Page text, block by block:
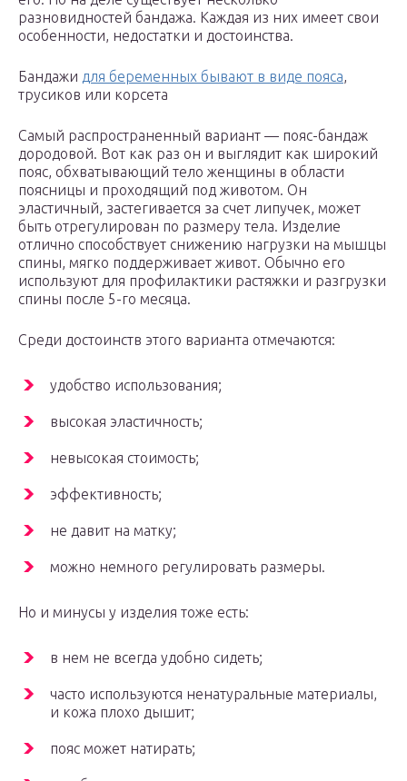
разновидностей бандажа. Каждая из них имеет свои
особенности, недостатки и достоинства.
Бандажи для беременных бывают в виде пояса,
трусиков или корсета
Самый распространенный вариант — пояс-бандаж
дородовой. Вот как раз он и выглядит как широкий
пояс, обхватывающий тело женщины в области
поясницы и проходящий под животом. Он
эластичный, застегивается за счет липучек, может
быть отрегулирован по размеру тела. Изделие
отлично способствует снижению нагрузки на мышцы
спины, мягко поддерживает живот. Обычно его
используют для профилактики растяжки и разгрузки
спины после 5-го месяца.
Среди достоинств этого варианта отмечаются:
удобство использования;
высокая эластичность;
невысокая стоимость;
эффективность;
не давит на матку;
можно немного регулировать размеры.
Но и минусы у изделия тоже есть:
в нем не всегда удобно сидеть;
часто используются ненатуральные материалы,
и кожа плохо дышит;
пояс может натирать;